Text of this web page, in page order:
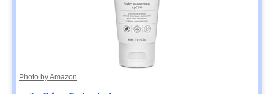
Photo by Amazon